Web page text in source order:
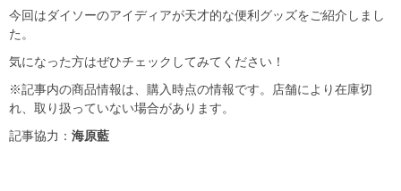
今回はダイソーのアイディアが天才的な便利グッズをご紹介しまし
た。
気になった方はぜひチェックしてみてください！
※記事内の商品情報は、購入時点の情報です。店舗により在庫切
れ、取り扱っていない場合があります。
記事協力： 海原藍